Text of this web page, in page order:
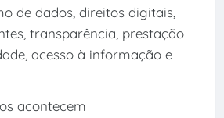
de dados, direitos digitais,
transparência, prestação
acesso à informação e
acontecem